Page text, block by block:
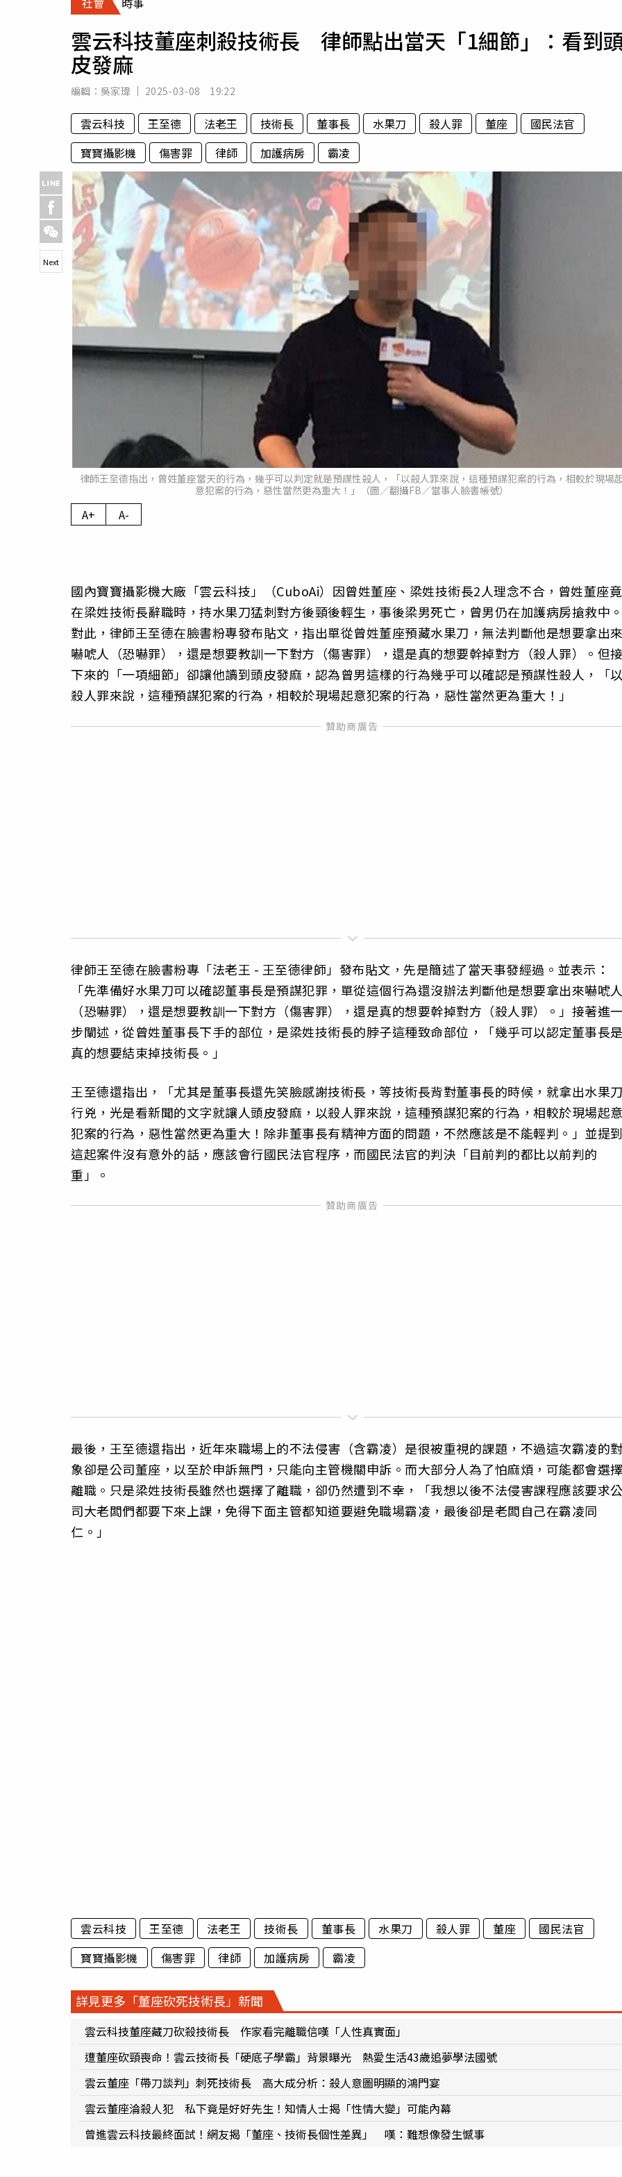
專欄
運勢
雲云科技董座刺殺技術長 律師點出當天「1細節」：看到
皮發麻
編輯： 吳家瑋 2025-03-08 19:22
雲云科技 王至德 法老王 技術長 董事長 水果刀 殺人罪 董座
國民法官
寶寶攝影機
傷害罪 律師 加護病房 霸凌
律師王至德指出，曾姓董座當天的行為，幾乎可以判定就是預謀性殺人，「以殺人罪來說，這種預謀犯案的行為，相較於現場
意犯案的行為，惡性當然更為重大！」（圖／翻攝FB／當事人臉書帳號）
Next
A+ A-
國內寶寶攝影機大廠「雲云科技」（CuboAi）因曾姓董座、梁姓技術長2人理念不合，曾姓董座竟
在梁姓技術長辭職時，持水果刀猛刺對方後頸後輕生，事後梁男死亡，曾男仍在加護病房搶救中。
對此，律師王至德在臉書粉專發布貼文，指出單從曾姓董座預藏水果刀，無法判斷他是想要拿出來
嚇唬人（恐嚇罪），還是想要教訓一下對方（傷害罪），還是真的想要幹掉對方（殺人罪）。但接
下來的「一項細節」卻讓他讀到頭皮發麻，認為曾男這樣的行為幾乎可以確認是預謀性殺人，「以
殺人罪來說，這種預謀犯案的行為，相較於現場起意犯案的行為，惡性當然更為重大！」
律師王至德在臉書粉專「法老王 - 王至德律師」發布貼文，先是簡述了當天事發經過。並表示：
「先準備好水果刀可以確認董事長是預謀犯罪，單從這個行為還沒辦法判斷他是想要拿出來嚇唬人
（恐嚇罪），還是想要教訓一下對方（傷害罪），還是真的想要幹掉對方（殺人罪）。」接著進一
步闡述，從曾姓董事長下手的部位，是梁姓技術長的脖子這種致命部位，「幾乎可以認定董事長是
真的想要結束掉技術長。」
王至德還指出，「尤其是董事長還先笑臉感謝技術長，等技術長背對董事長的時候，就拿出水果刀
行兇，光是看新聞的文字就讓人頭皮發麻，以殺人罪來說，這種預謀犯案的行為，相較於現場起意
犯案的行為，惡性當然更為重大！除非董事長有精神方面的問題，不然應該是不能輕判。」並提到
這起案件沒有意外的話，應該會行國民法官程序，而國民法官的判決「目前判的都比以前判的
重」。
最後，王至德還指出，近年來職場上的不法侵害（含霸凌）是很被重視的課題，不過這次霸凌的對
象卻是公司董座，以至於申訴無門，只能向主管機關申訴。而大部分人為了怕麻煩，可能都會選擇
離職。只是梁姓技術長雖然也選擇了離職，卻仍然遭到不幸，「我想以後不法侵害課程應該要求公
司大老闆們都要下來上課，免得下面主管都知道要避免職場霸凌，最後卻是老闆自己在霸凌同
仁。」
雲云科技 王至德 法老王 技術長 董事長 水果刀 殺人罪 董座
國民法官
寶寶攝影機
傷害罪 律師 加護病房 霸凌
詳見更多「董座砍死技術長」新聞
雲云科技董座藏刀砍殺技術長 作家看完離職信嘆「人性真實面」
遭董座砍頸喪命！雲云技術長「硬底子學霸」背景曝光 熱愛生活43歲追夢學法國號
雲云董座「帶刀談判」刺死技術長 高大成分析：殺人意圖明顯的鴻門宴
雲云董座淪殺人犯 私下竟是好好先生！知情人士揭「性情大變」可能內幕
曾進雲云科技最終面試！網友揭「董座、技術長個性差異」 嘆：難想像發生憾事